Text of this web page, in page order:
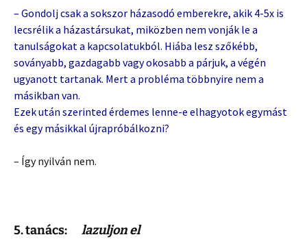
– Gondolj csak a sokszor házasodó emberekre, akik 4-5x is
lecsrélik a házastársukat, miközben nem vonják le a
tanulságokat a kapcsolatukból. Hiába lesz szőkébb,
soványabb, gazdagabb vagy okosabb a párjuk, a végén
ugyanott tartanak. Mert a probléma többnyire nem a
másikban van.
Ezek után szerinted érdemes lenne-e elhagyotok egymást
és egy másikkal újrapróbálkozni?
– Így nyilván nem.
5. tanács: lazuljon el